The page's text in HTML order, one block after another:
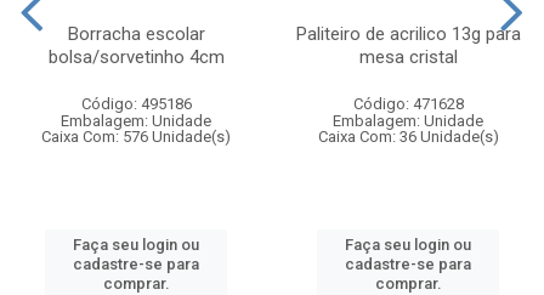
Borracha escolar
bolsa/sorvetinho 4cm
Código: 495186
Embalagem: Unidade
Caixa Com: 576 Unidade(s)
Faça seu login ou
cadastre-se para
comprar.
Paliteiro de acrilico 13g para
mesa cristal
Código: 471628
Embalagem: Unidade
Caixa Com: 36 Unidade(s)
Faça seu login ou
cadastre-se para
comprar.